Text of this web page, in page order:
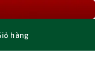
hàng